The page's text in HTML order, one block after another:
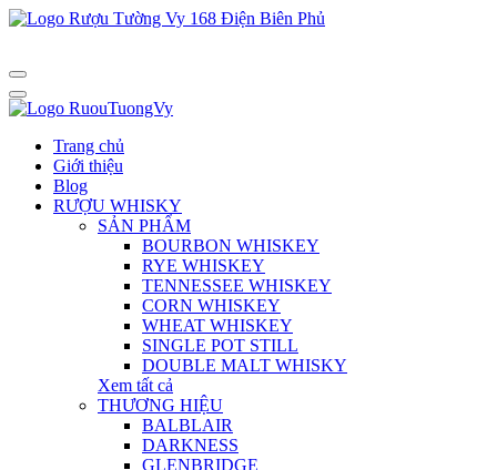
Trang chủ
Giới thiệu
Blog
RƯỢU WHISKY
SẢN PHẨM
BOURBON WHISKEY
RYE WHISKEY
TENNESSEE WHISKEY
CORN WHISKEY
WHEAT WHISKEY
SINGLE POT STILL
DOUBLE MALT WHISKY
Xem tất cả
THƯƠNG HIỆU
BALBLAIR
DARKNESS
GLENBRIDGE